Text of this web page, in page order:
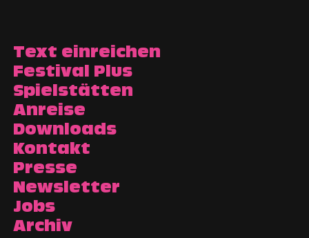
Text einreichen
Festival Plus
Spielstätten
Anreise
Downloads
Kontakt
Presse
Newsletter
Jobs
Archiv